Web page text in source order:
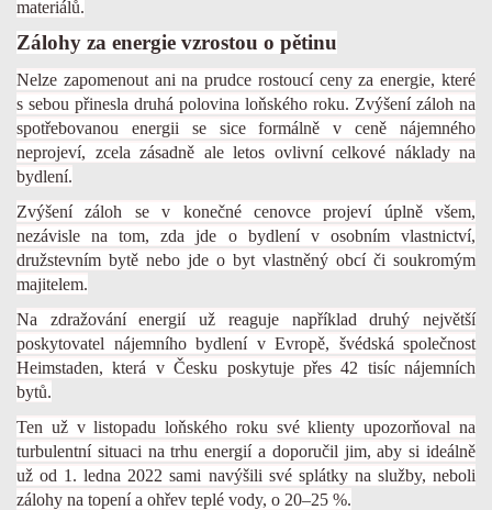
materiálů.
Zálohy za energie vzrostou o pětinu
Nelze zapomenout ani na prudce rostoucí ceny za energie, které
s sebou přinesla druhá polovina loňského roku. Zvýšení záloh na
spotřebovanou energii se sice formálně v ceně nájemného
neprojeví, zcela zásadně ale letos ovlivní celkové náklady na
bydlení.
Zvýšení záloh se v konečné cenovce projeví úplně všem,
nezávisle na tom, zda jde o bydlení v osobním vlastnictví,
družstevním bytě nebo jde o byt vlastněný obcí či soukromým
majitelem.
Na zdražování energií už reaguje například druhý největší
poskytovatel nájemního bydlení v Evropě, švédská společnost
Heimstaden, která v Česku poskytuje přes 42 tisíc nájemních
bytů.
Ten už v listopadu loňského roku své klienty upozorňoval na
turbulentní situaci na trhu energií a doporučil jim, aby si ideálně
už od 1. ledna 2022 sami navýšili své splátky na služby, neboli
zálohy na topení a ohřev teplé vody, o 20–25 %.